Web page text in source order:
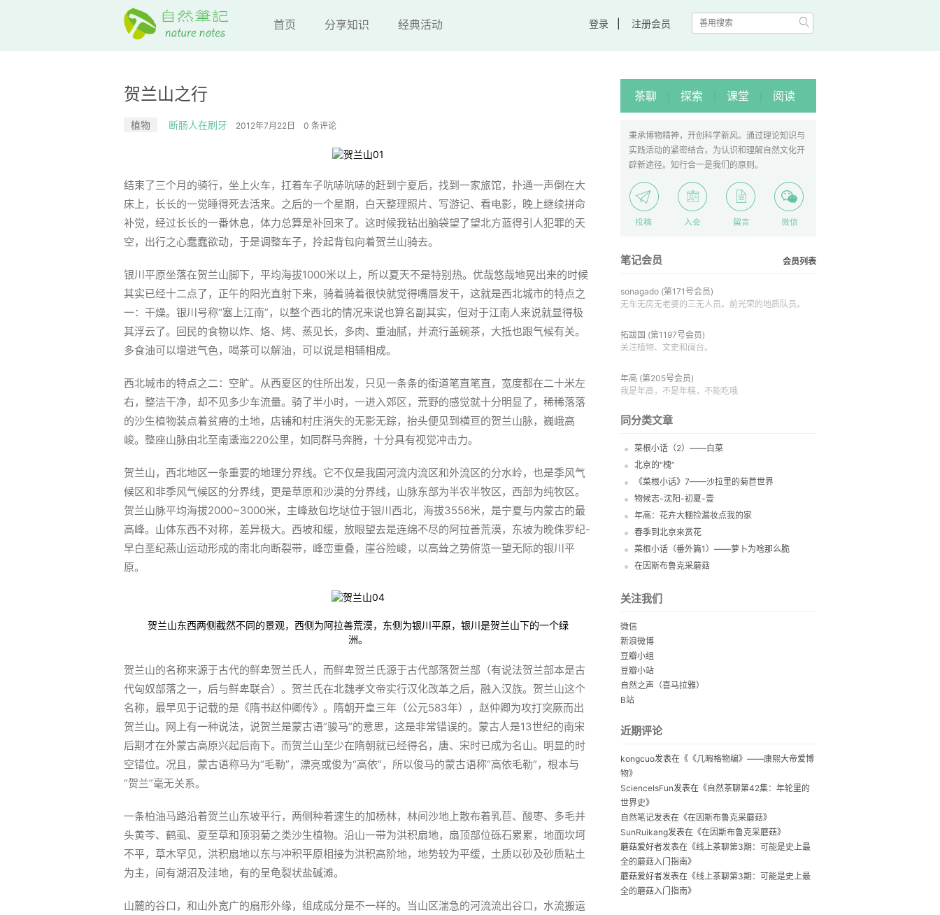
首页 分享知识 经典活动 登录 注册会员 
贺兰山之行
植物 断肠人在刷牙 2012年7月22日 0 条评论
结束了三个月的骑行，坐上火车，扛着车子吭哧吭哧的赶到宁夏后，找到一家旅馆，扑通一声倒在大
床上，长长的一觉睡得死去活来。之后的一个星期，白天整理照片、写游记、看电影，晚上继续拼命
补觉，经过长长的一番休息，体力总算是补回来了。这时候我钻出脑袋望了望北方蓝得引人犯罪的天
空，出行之心蠢蠢欲动，于是调整车子，拎起背包向着贺兰山骑去。
银川平原坐落在贺兰山脚下，平均海拔1000米以上，所以夏天不是特别热。优哉悠哉地晃出来的时候
其实已经十二点了，正午的阳光直射下来，骑着骑着很快就觉得嘴唇发干，这就是西北城市的特点之
一：干燥。银川号称“塞上江南”，以整个西北的情况来说也算名副其实，但对于江南人来说就显得极
其浮云了。回民的食物以炸、烙、烤、蒸见长，多肉、重油腻，并流行盖碗茶，大抵也跟气候有关。
多食油可以增进气色，喝茶可以解油，可以说是相辅相成。
西北城市的特点之二：空旷。从西夏区的住所出发，只见一条条的街道笔直笔直，宽度都在二十米左
右，整洁干净，却不见多少车流量。骑了半小时，一进入郊区，荒野的感觉就十分明显了，稀稀落落
的沙生植物装点着贫瘠的土地，店铺和村庄消失的无影无踪，抬头便见到横亘的贺兰山脉，巍峨高
峻。整座山脉由北至南逶迤220公里，如同群马奔腾，十分具有视觉冲击力。
贺兰山，西北地区一条重要的地理分界线。它不仅是我国河流内流区和外流区的分水岭，也是季风气
候区和非季风气候区的分界线，更是草原和沙漠的分界线，山脉东部为半农半牧区，西部为纯牧区。
贺兰山脉平均海拔2000~3000米，主峰敖包圪垯位于银川西北，海拔3556米，是宁夏与内蒙古的最
高峰。山体东西不对称，差异极大。西坡和缓，放眼望去是连绵不尽的阿拉善荒漠，东坡为晚侏罗纪-
早白垩纪燕山运动形成的南北向断裂带，峰峦重叠，崖谷险峻，以高耸之势俯览一望无际的银川平
原。
贺兰山东西两侧截然不同的景观，西侧为阿拉善荒漠，东侧为银川平原，银川是贺兰山下的一个绿
洲。
贺兰山的名称来源于古代的鲜卑贺兰氏人，而鲜卑贺兰氏源于古代部落贺兰部（有说法贺兰部本是古
代匈奴部落之一，后与鲜卑联合）。贺兰氏在北魏孝文帝实行汉化改革之后，融入汉族。贺兰山这个
名称，最早见于记载的是《隋书赵仲卿传》。隋朝开皇三年（公元583年），赵仲卿为攻打突厥而出
贺兰山。网上有一种说法，说贺兰是蒙古语“骏马”的意思，这是非常错误的。蒙古人是13世纪的南宋
后期才在外蒙古高原兴起后南下。而贺兰山至少在隋朝就已经得名，唐、宋时已成为名山。明显的时
空错位。况且，蒙古语称马为“毛勒”，漂亮或俊为“高依”，所以俊马的蒙古语称“高依毛勒”，根本与
“贺兰”毫无关系。
一条柏油马路沿着贺兰山东坡平行，两侧种着速生的加杨林，林间沙地上散布着乳苣、酸枣、多毛并
头黄芩、鹤虱、夏至草和顶羽菊之类沙生植物。沿山一带为洪积扇地，扇顶部位砾石累累，地面坎坷
不平，草木罕见，洪积扇地以东与冲积平原相接为洪积高阶地，地势较为平缓，土质以砂及砂质粘土
为主，间有湖沼及洼地，有的呈龟裂状盐碱滩。
山麓的谷口，和山外宽广的扇形外缘，组成成分是不一样的。当山区湍急的河流流出谷口，水流搬运
茶聊 探索 课堂 阅读
秉承博物精神，开创科学新风。通过理论知识与
实践活动的紧密结合，为认识和理解自然文化开
辟新途径。知行合一是我们的原则。
笔记会员 会员列表
sonagado (第171号会员)
无车无房无老婆的三无人员。前光荣的地质队员。
拓跋国 (第1197号会员)
关注植物、文史和闽台。
年高 (第205号会员)
我是年高，不是年糕，不能吃哦
同分类文章
菜根小话（2）——白菜
北京的“槐”
《菜根小话》7——沙拉里的菊苣世界
物候志-沈阳-初夏-壹
年高：花卉大棚捡漏妆点我的家
春季到北京来赏花
菜根小话（番外篇1）——萝卜为啥那么脆
在因斯布鲁克采蘑菇
关注我们
微信
新浪微博
豆瓣小组
豆瓣小站
自然之声（喜马拉雅）
B站
近期评论
kongcuo发表在《 《几暇格物编》——康熙大帝爱博
物》
ScienceIsFun发表在《 自然茶聊第42集：年轮里的
世界史》
自然笔记发表在《在因斯布鲁克采蘑菇》
SunRuikang发表在《在因斯布鲁克采蘑菇》
蘑菇爱好者发表在《线上茶聊第3期：可能是史上最
全的蘑菇入门指南》
蘑菇爱好者发表在《线上茶聊第3期：可能是史上最
全的蘑菇入门指南》